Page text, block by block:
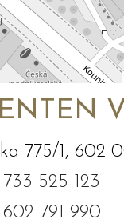
775/1, 602
733 525 123
602 791 990